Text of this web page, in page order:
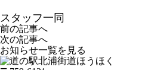
スタッフ一同
前の記事へ
次の記事へ
お知らせ一覧を見る